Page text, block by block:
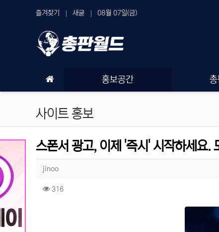
상단 네비즐겨찾기 새글 08월 07일(금)
홍보공간 총
사이트 홍보
스폰서 광고, 이제 '즉시' 시작하세요.
작성자 정보
jinoo작성
컨텐츠 정보
316조회